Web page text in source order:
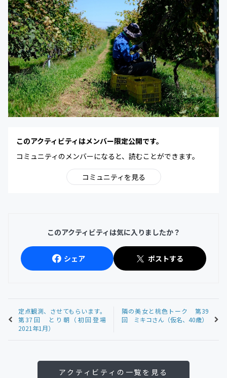
このアクティビティはメンバー限定公開です。
コミュニティのメンバーになると、読むことができます。
コミュニティを見る
このアクティビティは気に入りましたか？
シェア ポストする
定点観測、させてもらいます。
第37回 とり朝（初回登場
2021年1月）
隣の美女と桃色トーク 第39
回 ミキコさん（仮名、40歳）
アクティビティの一覧を見る